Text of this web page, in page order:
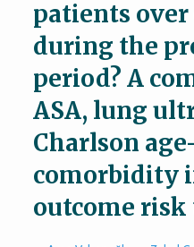
patients over
during the
period? A
ASA, lung
Charlson
comorbidity
outcome